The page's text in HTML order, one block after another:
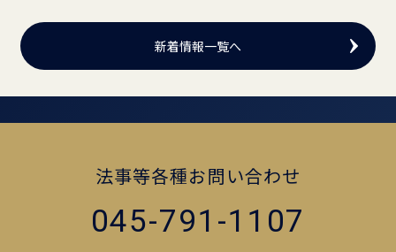
新着情報一覧へ
法事等各種お問い合わせ
045-791-1107